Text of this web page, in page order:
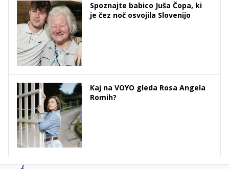
Spoznajte babico Juša Čopa, ki
je čez noč osvojila Slovenijo
Kaj na VOYO gleda Rosa Angela
Romih?